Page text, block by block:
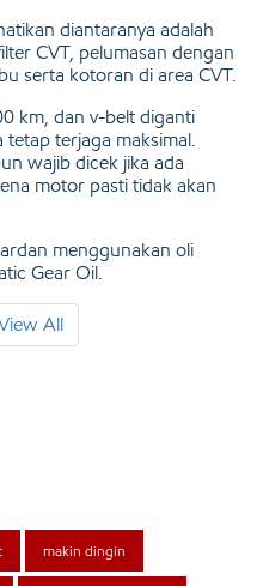
diantaranya adalah
CVT, pelumasan dengan
serta kotoran di area CVT.
km, dan v-belt diganti
terjaga maksimal.
wajib dicek jika ada
motor pasti tidak akan
menggunakan oli
Gear Oil.
All
makin dingin